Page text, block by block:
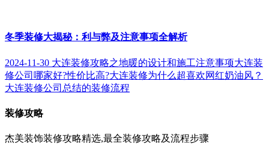
冬季装修大揭秘：利与弊及注意事项全解析
2024-11-30 大连装修攻略之地暖的设计和施工注意事项大连装
修公司哪家好?性价比高?大连装修为什么超喜欢网红奶油风？
大连装修公司总结的装修流程
装修攻略
杰美装饰装修攻略精选,最全装修攻略及流程步骤